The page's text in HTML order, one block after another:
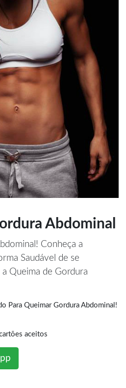
Abdominal
Conheça a
Saudável de se
Queima de Gordura
Para Queimar Gordura Abdominal!
aceitos